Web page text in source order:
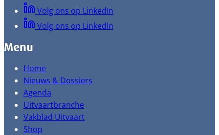
Volg ons op LinkedIn
Volg ons op LinkedIn
Menu
Home
Nieuws & Dossiers
Agenda
Uitvaartbranche
Vakblad Uitvaart
Shop